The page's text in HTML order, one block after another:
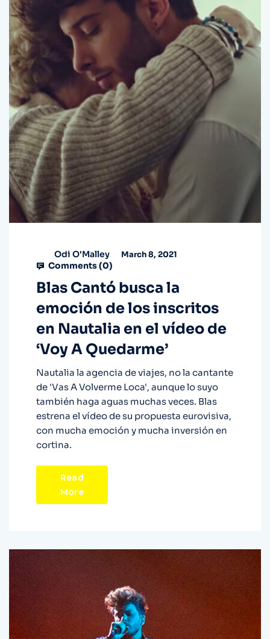
Odi O'Malley March 8, 2021
Comments (0)
Blas Cantó busca la
emoción de los inscritos
en Nautalia en el vídeo de
‘Voy A Quedarme’
Nautalia la agencia de viajes, no la cantante
de 'Vas A Volverme Loca', aunque lo suyo
también haga aguas muchas veces. Blas
estrena el vídeo de su propuesta eurovisiva,
con mucha emoción y mucha inversión en
cortina.
Read
More